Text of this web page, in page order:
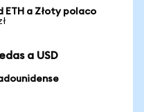
ETH a Złoty polaco
a USD